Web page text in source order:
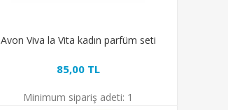
Avon Viva la Vita kadın parfüm seti
85,00 TL
Minimum sipariş adeti: 1